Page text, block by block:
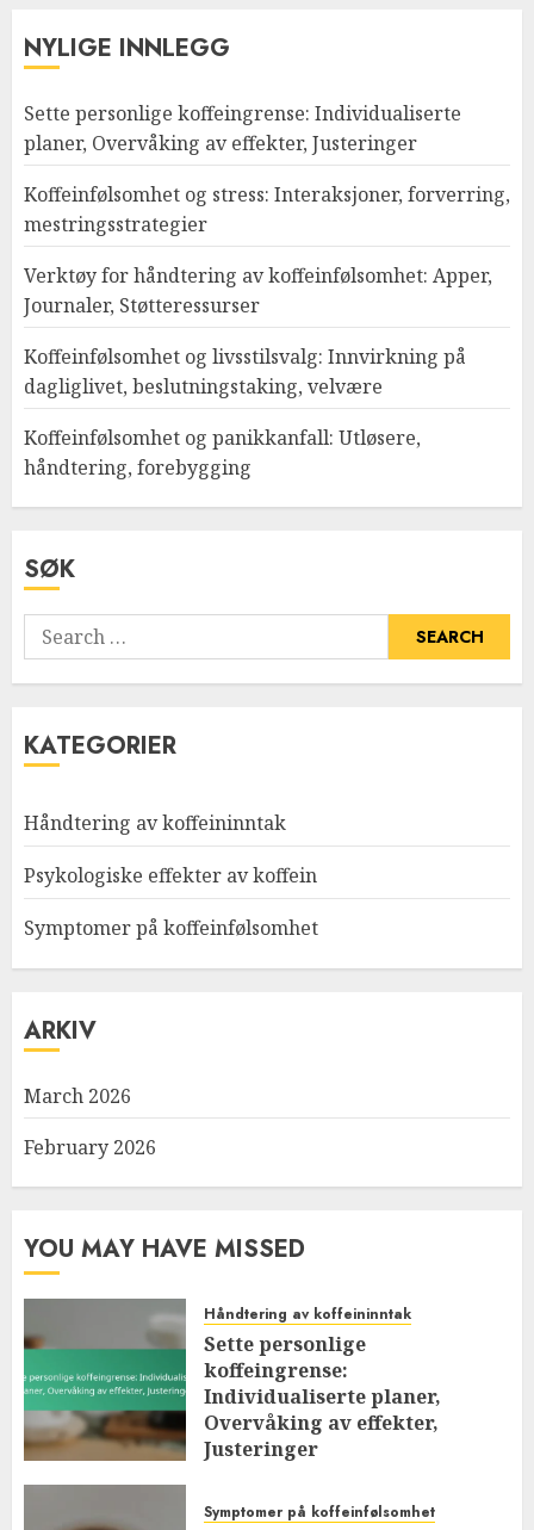
NYLIGE INNLEGG
Sette personlige koffeingrense: Individualiserte
planer, Overvåking av effekter, Justeringer
Koffeinfølsomhet og stress: Interaksjoner, forverring,
mestringsstrategier
Verktøy for håndtering av koffeinfølsomhet: Apper,
Journaler, Støtteressurser
Koffeinfølsomhet og livsstilsvalg: Innvirkning på
dagliglivet, beslutningstaking, velvære
Koffeinfølsomhet og panikkanfall: Utløsere,
håndtering, forebygging
SØK
Search
for:
KATEGORIER
Håndtering av koffeininntak
Psykologiske effekter av koffein
Symptomer på koffeinfølsomhet
ARKIV
March 2026
February 2026
YOU MAY HAVE MISSED
Håndtering av koffeininntak
Sette personlige
koffeingrense:
Individualiserte planer,
Overvåking av effekter,
Justeringer
Symptomer på koffeinfølsomhet